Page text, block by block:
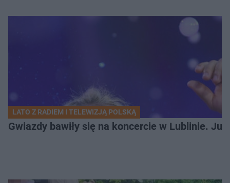
LATO Z RADIEM I TELEWIZJĄ POLSKĄ
Gwiazdy bawiły się na koncercie w Lublinie.